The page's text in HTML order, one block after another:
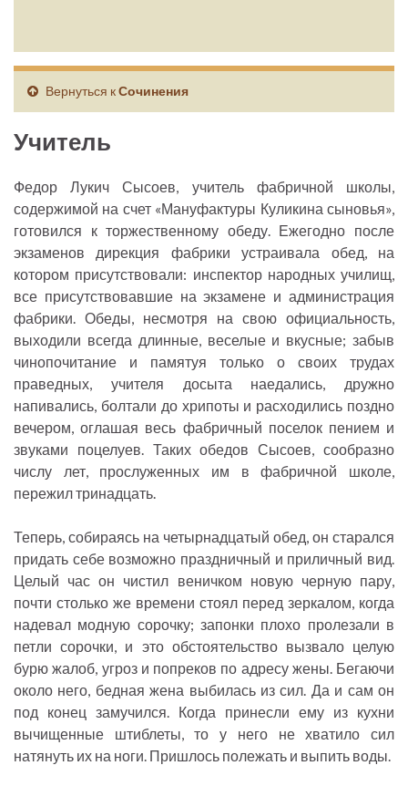
Вернуться кСочинения
Учитель
Федор Лукич Сысоев, учитель фабричной школы,
содержимой на счет «Мануфактуры Куликина сыновья»,
готовился к торжественному обеду. Ежегодно после
экзаменов дирекция фабрики устраивала обед, на
котором присутствовали: инспектор народных училищ,
все присутствовавшие на экзамене и администрация
фабрики. Обеды, несмотря на свою официальность,
выходили всегда длинные, веселые и вкусные; забыв
чинопочитание и памятуя только о своих трудах
праведных, учителя досыта наедались, дружно
напивались, болтали до хрипоты и расходились поздно
вечером, оглашая весь фабричный поселок пением и
звуками поцелуев. Таких обедов Сысоев, сообразно
числу лет, прослуженных им в фабричной школе,
пережил тринадцать.
Теперь, собираясь на четырнадцатый обед, он старался
придать себе возможно праздничный и приличный вид.
Целый час он чистил веничком новую черную пару,
почти столько же времени стоял перед зеркалом, когда
надевал модную сорочку; запонки плохо пролезали в
петли сорочки, и это обстоятельство вызвало целую
бурю жалоб, угроз и попреков по адресу жены. Бегаючи
около него, бедная жена выбилась из сил. Да и сам он
под конец замучился. Когда принесли ему из кухни
вычищенные штиблеты, то у него не хватило сил
натянуть их на ноги. Пришлось полежать и выпить воды.